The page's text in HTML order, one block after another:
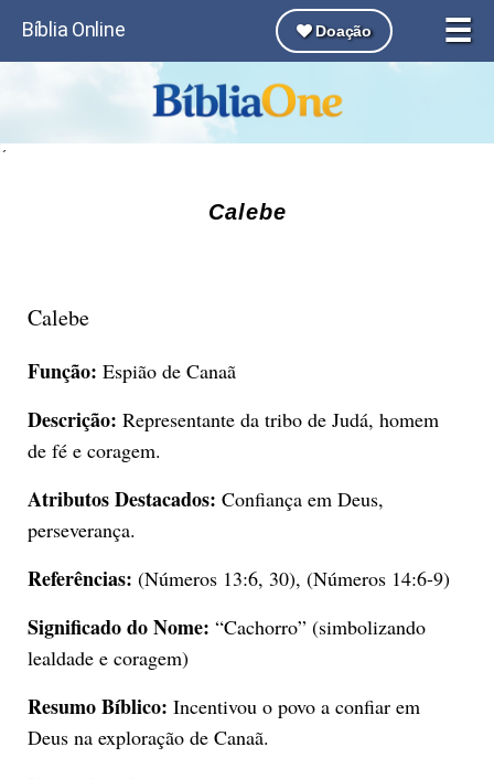
☰
Bíblia Online Doação
´
Calebe
Calebe
Função: Espião de Canaã
Descrição: Representante da tribo de Judá, homem
de fé e coragem.
Atributos Destacados: Confiança em Deus,
perseverança.
Referências: (Números 13:6, 30), (Números 14:6-9)
Significado do Nome: “Cachorro” (simbolizando
lealdade e coragem)
Resumo Bíblico: Incentivou o povo a confiar em
Deus na exploração de Canaã.